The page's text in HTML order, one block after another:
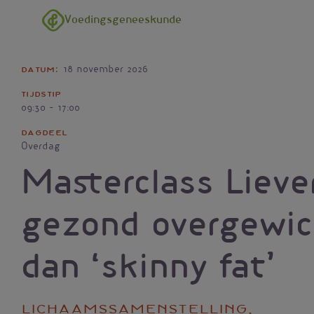
Overslaan en naar de inhoud gaan
Voedingsgeneeskunde
Datum 18 november 2026
Tijdstip
09:30 - 17:00
Dagdeel
Overdag
Masterclass
gezond
dan ‘skinny fat’
Lichaamssamenstelling,